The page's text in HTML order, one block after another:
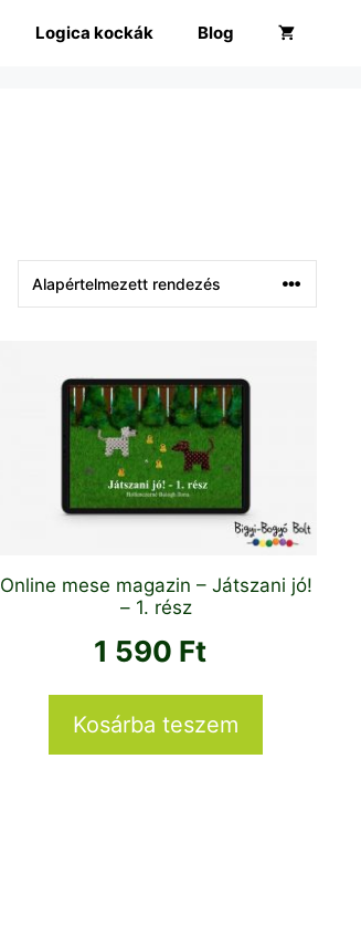
Logica kockák Blog
Online mese magazin – Játszani jó!
– 1. rész
1 590 Ft
Kosárba teszem